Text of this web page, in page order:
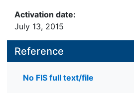
Activation date:
July 13, 2015
Reference
No FIS full text/file